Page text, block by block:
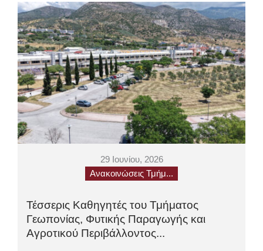
29 Ιουνίου, 2026
Ανακοινώσεις Τμήμ...
Τέσσερις Καθηγητές του Τμήματος
Γεωπονίας, Φυτικής Παραγωγής και
Αγροτικού Περιβάλλοντος...